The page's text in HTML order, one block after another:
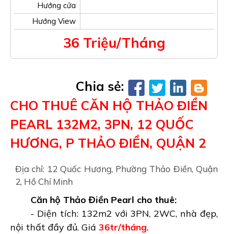
Hướng cửa
Hướng View
36 Triệu/Tháng
Chia sẻ:
CHO THUÊ CĂN HỘ THẢO ĐIỀN
PEARL 132M2, 3PN, 12 QUỐC
HƯƠNG, P THẢO ĐIỀN, QUẬN 2
Địa chỉ: 12 Quốc Hương, Phường Thảo Điền, Quận
2, Hồ Chí Minh
Căn hộ Thảo Điền Pearl cho thuê:
- Diện tích: 132m2 với 3PN, 2WC, nhà đẹp,
nội thất đầy đủ. Giá 36tr/tháng.